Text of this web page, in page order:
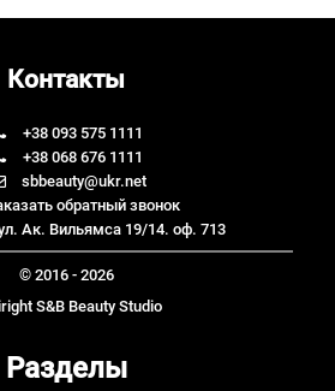
Контакты
+38 093 575 1111
+38 068 676 1111
sbbeauty@ukr.net
обратный звонок
Ак. Вильямса 19/14. оф. 713
© 2016 - 2026
S&B Beauty Studio
Разделы